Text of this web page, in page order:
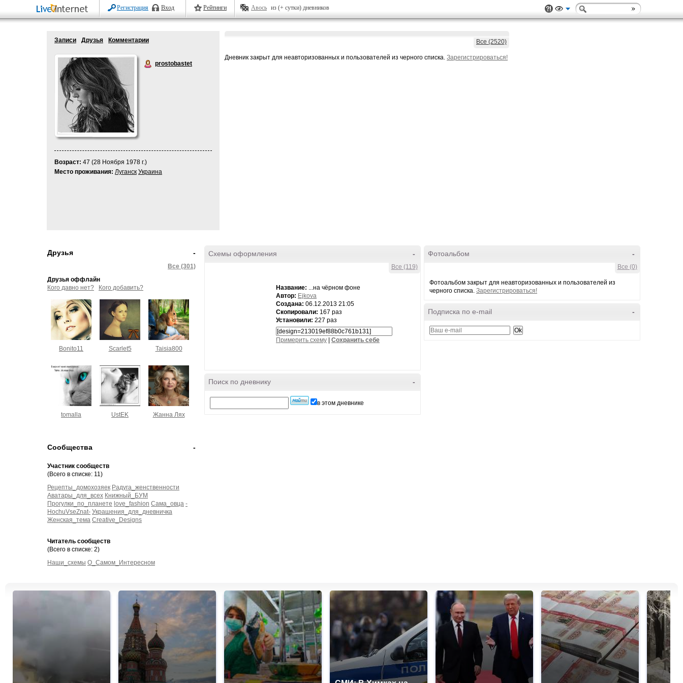
Регистрация Вход Рейтинги Авось из (+ сутки) дневников
Записи Друзья Комментарии
prostobastet
Возраст: 47 (28 Ноября 1978 г.)
Место проживания: Луганск Украина
Все (2520)
Дневник закрыт для неавторизованных и пользователей из черного списка. Зарегистрироваться!
-
Друзья
Все (301)
Друзья оффлайн
Кого давно нет?
Кого добавить?
Bonito11 Scarlet5 Taisia800
tomalla UstEK Жанна Лях
-
Сообщества
Участник сообществ
(Всего в списке: 11)
Рецепты_домохозяек Радуга_женственности
Аватары_для_всех Книжный_БУМ
Прогулки_по_планете love_fashion Сама_овца -
HochuVseZnat- Украшения_для_дневничка
Женская_тема Creative_Designs
Читатель сообществ
(Всего в списке: 2)
Наши_схемы О_Самом_Интересном
-
Схемы оформления
Все (119)
Название: ...на чёрном фоне
Автор: Ejkova
Создана: 06.12.2013 21:05
Скопировали: 167 раз
Установили: 227 раз
Примерить схему Cохранить себе
-
Поиск по дневнику
в этом дневнике
-
Фотоальбом
Все (0)
Фотоальбом закрыт для неавторизованных и пользователей из
черного списка. Зарегистрироваться!
-
Подписка по e-mail